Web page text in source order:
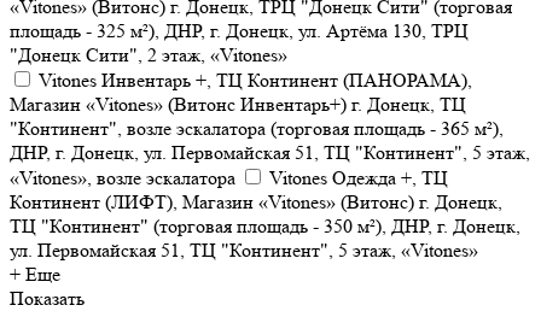
«Vitones» (Витонс) г. Донецк, ТРЦ "Донецк Сити" (торговая
площадь - 325 м²), ДНР, г. Донецк, ул. Артёма 130, ТРЦ
"Донецк Сити", 2 этаж, «Vitones»
Vitones Инвентарь +, ТЦ Континент (ПАНОРАМА),
Магазин «Vitones» (Витонс Инвентарь+) г. Донецк, ТЦ
"Континент", возле эскалатора (торговая площадь - 365 м²),
ДНР, г. Донецк, ул. Первомайская 51, ТЦ "Континент", 5 этаж,
«Vitones», возле эскалатора
Vitones Одежда +, ТЦ
Континент (ЛИФТ), Магазин «Vitones» (Витонс) г. Донецк,
ТЦ "Континент" (торговая площадь - 350 м²), ДНР, г. Донецк,
ул. Первомайская 51, ТЦ "Континент", 5 этаж, «Vitones»
+ Еще
Показать